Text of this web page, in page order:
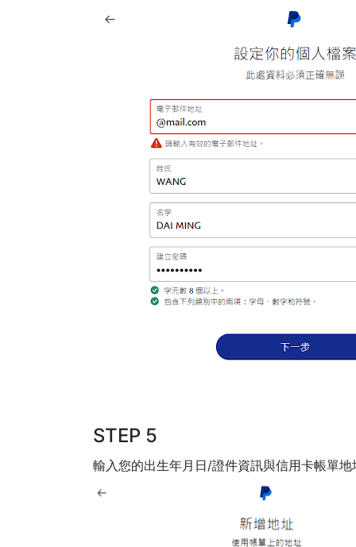
STEP 5
輸入您的出生年月日/證件資訊與信用卡帳單地